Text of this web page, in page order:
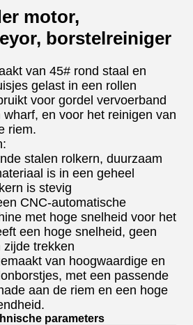
motor,
borstelreiniger
van 45# rond staal en
gelast in een rollen
voor gordel vervoerband
en voor het reinigen van
riem.
stalen rolkern, duurzaam
is in een geheel
is stevig
CNC-automatische
met hoge snelheid voor het
een hoge snelheid, geen
zijde trekken
van hoogwaardige en
met een passende
aan de riem en een hoge
parameters